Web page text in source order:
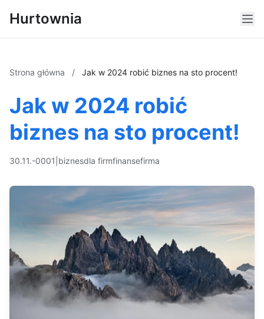
Hurtownia
Strona główna / Jak w 2024 robić biznes na sto procent!
Jak w 2024 robić
biznes na sto procent!
30.11.-0001 biznesdla firmfinansefirma